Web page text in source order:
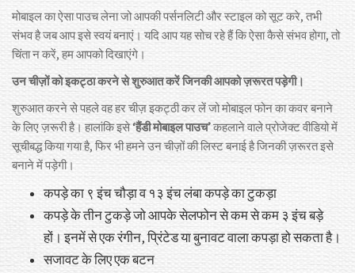
मोबाइल का ऐसा पाउच लेना जो आपकी पर्सनलिटी और स्टाइल को सूट करे, तभी
संभव है जब आप इसे स्वयं बनाएं। यदि आप यह सोच रहे हैं कि ऐसा कैसे संभव होगा, तो
चिंता न करें, हम आपको दिखाएंगे।
उन चीज़ों को इकट्ठा करने से शुरुआत करें जिनकी आपको ज़रूरत पड़ेगी।
शुरुआत करने से पहले वह हर चीज़ इकट्ठी कर लें जो मोबाइल फोन का कवर बनाने
के लिए ज़रूरी है। हालांकि इसे‘हैंडी मोबाइल पाउच’कहलाने वाले प्रोजेक्ट वीडियो में
सूचीबद्ध किया गया है, फिर भी हमने उन चीज़ों की लिस्ट बनाई है जिनकी ज़रूरत इसे
बनाने में पड़ेगी।
कपड़े का ९ इंच चौड़ा व १३ इंच लंबा कपड़े का टुकड़ा
कपड़े के तीन टुकड़े जो आपके सेलफोन से कम से कम ३ इंच बड़े
हों। इनमें से एक रंगीन, प्रिंटेड या बुनावट वाला कपड़ा हो सकता है।
सजावट के लिए एक बटन